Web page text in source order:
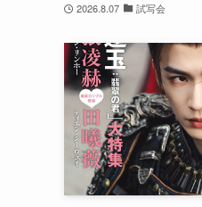
2026.8.07 試写会